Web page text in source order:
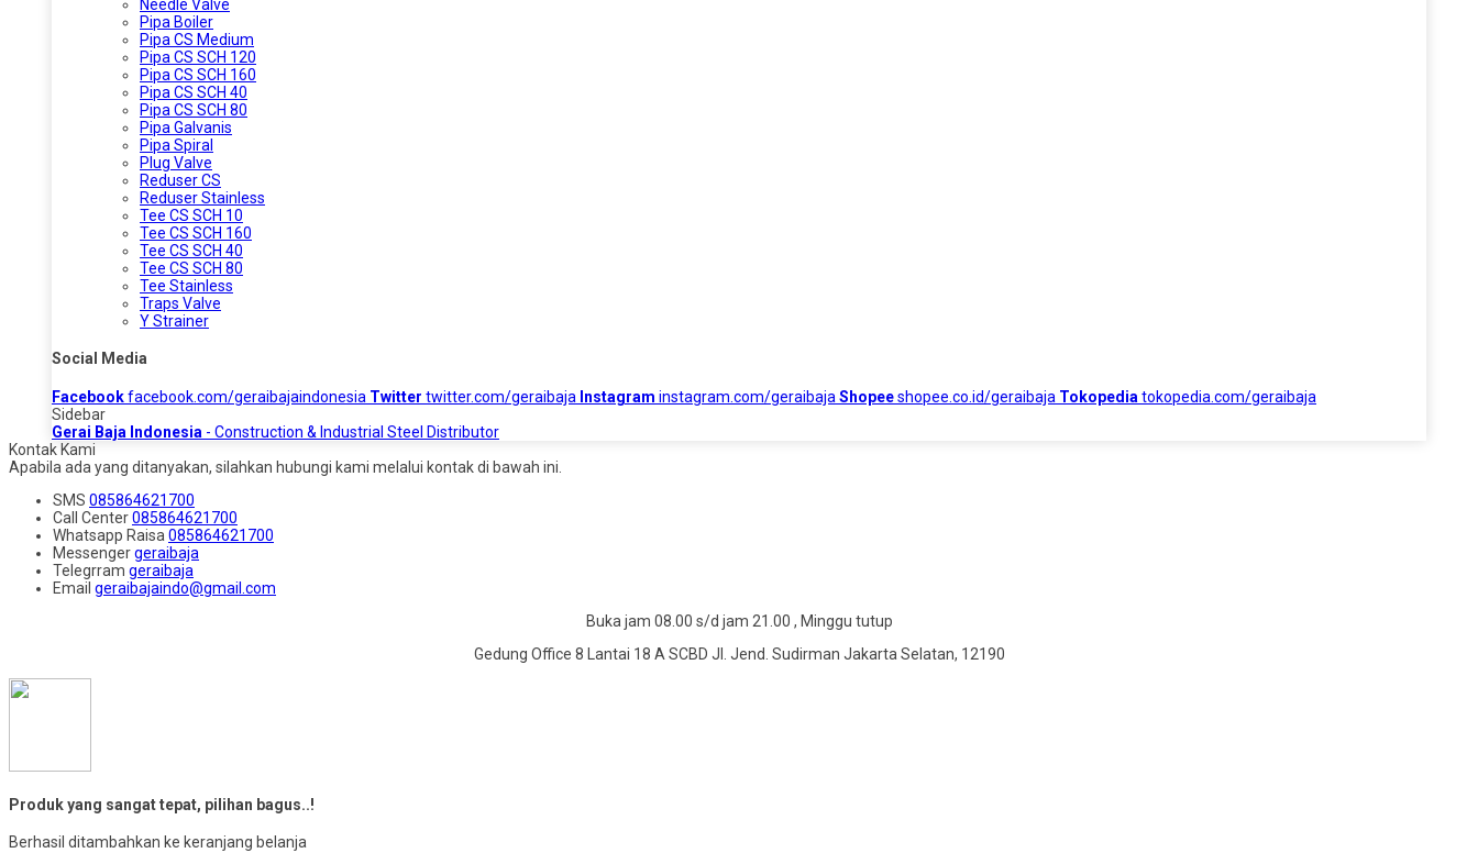
Needle Valve
Pipa Boiler
Pipa CS Medium
Pipa CS SCH 120
Pipa CS SCH 160
Pipa CS SCH 40
Pipa CS SCH 80
Pipa Galvanis
Pipa Spiral
Plug Valve
Reduser CS
Reduser Stainless
Tee CS SCH 10
Tee CS SCH 160
Tee CS SCH 40
Tee CS SCH 80
Tee Stainless
Traps Valve
Y Strainer
Social Media
Facebookfacebook.com/geraibajaindonesia Twitter twitter.com/geraibaja Instagram instagram.com/geraibaja Shopeeshopee.co.id/geraibaja Tokopedia tokopedia.com/geraibaja
Sidebar
Gerai Baja Indonesia - Construction & Industrial Steel Distributor
Kontak Kami
Apabila ada yang ditanyakan, silahkan hubungi kami melalui kontak di bawah ini.
SMS 085864621700
Call Center085864621700
Whatsapp Raisa 085864621700
Messengergeraibaja
Telegrram geraibaja
Email geraibajaindo@gmail.com
Buka jam 08.00 s/d jam 21.00 , Minggu tutup
Gedung Office 8 Lantai 18 A SCBD Jl. Jend. Sudirman Jakarta Selatan, 12190
Produk yang sangat tepat, pilihan bagus..!
Berhasil ditambahkan ke keranjang belanja